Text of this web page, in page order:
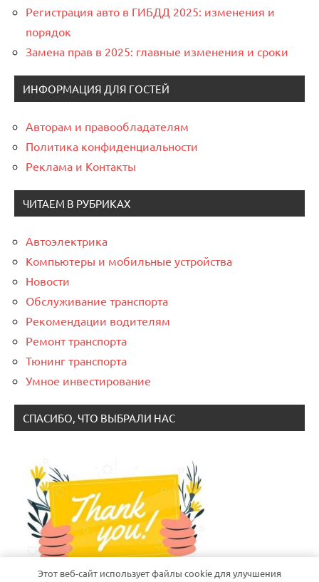
Регистрация авто в ГИБДД 2025: изменения и
порядок
Замена прав в 2025: главные изменения и сроки
ИНФОРМАЦИЯ ДЛЯ ГОСТЕЙ
Авторам и правообладателям
Политика конфиденциальности
Реклама и Контакты
ЧИТАЕМ В РУБРИКАХ
Автоэлектрика
Компьютеры и мобильные устройства
Новости
Обслуживание транспорта
Рекомендации водителям
Ремонт транспорта
Тюнинг транспорта
Умное инвестирование
СПАСИБО, ЧТО ВЫБРАЛИ НАС
Этот веб-сайт использует файлы cookie для улучшения